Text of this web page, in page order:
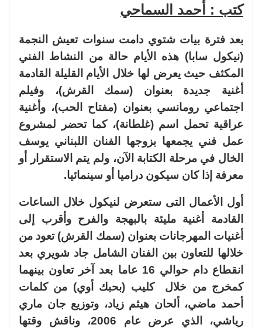
كتب : أحمد السماحي
بعد فترة بيات شتوي دامت سنوات تعيش النجمة
(نيكول سابا) هذه الأيام حالة من النشاط الفني
المكثف حيث يعرض لها خلال الأيام القليلة القادمة
أغنية جديدة بعنوان (سمك القرش)، وفيلم
اجتماعي رومانسي بعنوان (مفتاح الحب)، وأغنية
عراقية تحمل اسم (غلطانة)، كما تحضر لمشروع
عمل فني يجمعها بزوجها الفنان اللبناني يوسف
الخال في مرحلة الكتابة الآن، ولم يتم الاستقرار أو
معرفة إذا كان سيكون دراميا أو سينمائيا.
أول الأعمال التى ستعرض لنيكول خلال الساعات
القادمة أغنية مليئة بالبهجة والفرح وأقرب إلى
أغنيات المهرجانات بعنوان (سمك القرش) تعود من
خلالها للتعاون بين الفنان الشامل جاد شويري بعد
انقطاع دام حوالي 16 عاما بعد آخر تعاون بينهما
كمخرج من خلال كليب (بحبك أوي) من كلمات
أحمد ماضي، ألحان هيثم زياد، وتوزيع جان ماري
رياشي، الذي عرض عام 2006، وناقش وقتها